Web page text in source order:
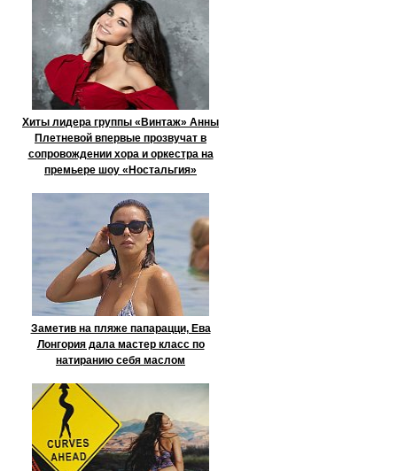
Хиты лидера группы «Винтаж» Анны
Плетневой впервые прозвучат в
сопровождении хора и оркестра на
премьере шоу «Ностальгия»
Заметив на пляже папарацци, Ева
Лонгория дала мастер класс по
натиранию себя маслом